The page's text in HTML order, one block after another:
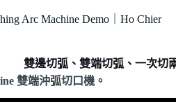
Arc Machine Demo｜Ho Chier
雙邊切弧、雙端切弧、一次切
雙端沖弧切口機。